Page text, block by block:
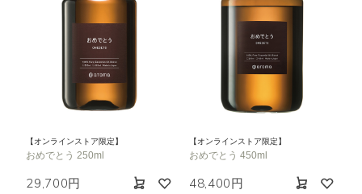
【オンラインストア限定】
おめでとう 250ml
29,700円
【オンラインストア限定】
おめでとう 450ml
48,400円